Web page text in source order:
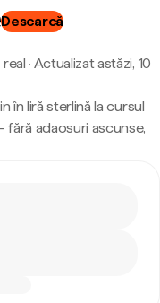
Descarcă
real · Actualizat astăzi, 10
în liră sterlină la cursul
adaosuri ascunse,